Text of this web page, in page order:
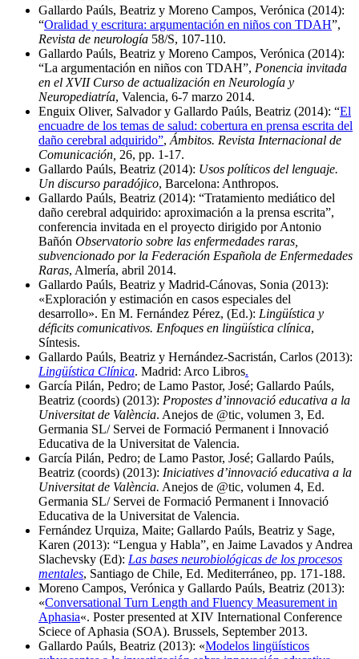
Gallardo Paúls, Beatriz y Moreno Campos, Verónica (2014):
“Oralidad y escritura: argumentación en niños con TDAH”,
Revista de neurología 58/S, 107-110.
Gallardo Paúls, Beatriz y Moreno Campos, Verónica (2014):
“La argumentación en niños con TDAH”, Ponencia invitada
en el XVII Curso de actualización en Neurología y
Neuropediatría, Valencia, 6-7 marzo 2014.
Enguix Oliver, Salvador y Gallardo Paúls, Beatriz (2014): “El
encuadre de los temas de salud: cobertura en prensa escrita del
daño cerebral adquirido”, Ámbitos. Revista Internacional de
Comunicación, 26, pp. 1-17.
Gallardo Paúls, Beatriz (2014): Usos políticos del lenguaje.
Un discurso paradójico, Barcelona: Anthropos.
Gallardo Paúls, Beatriz (2014): “Tratamiento mediático del
daño cerebral adquirido: aproximación a la prensa escrita”,
conferencia invitada en el proyecto dirigido por Antonio
Bañón Observatorio sobre las enfermedades raras,
subvencionado por la Federación Española de Enfermedades
Raras, Almería, abril 2014.
Gallardo Paúls, Beatriz y Madrid-Cánovas, Sonia (2013):
«Exploración y estimación en casos especiales del
desarrollo». En M. Fernández Pérez, (Ed.): Lingüística y
déficits comunicativos. Enfoques en lingüística clínica,
Síntesis.
Gallardo Paúls, Beatriz y Hernández-Sacristán, Carlos (2013):
Lingüística Clínica. Madrid: Arco Libros.
García Pilán, Pedro; de Lamo Pastor, José; Gallardo Paúls,
Beatriz (coords) (2013): Propostes d’innovació educativa a la
Universitat de València. Anejos de @tic, volumen 3, Ed.
Germania SL/ Servei de Formació Permanent i Innovació
Educativa de la Universitat de Valencia.
García Pilán, Pedro; de Lamo Pastor, José; Gallardo Paúls,
Beatriz (coords) (2013): Iniciatives d’innovació educativa a la
Universitat de València. Anejos de @tic, volumen 4, Ed.
Germania SL/ Servei de Formació Permanent i Innovació
Educativa de la Universitat de Valencia.
Fernández Urquiza, Maite; Gallardo Paúls, Beatriz y Sage,
Karen (2013): “Lengua y Habla”, en Jaime Lavados y Andrea
Slachevsky (Ed): Las bases neurobiológicas de los procesos
mentales, Santiago de Chile, Ed. Mediterráneo, pp. 171-188.
Moreno Campos, Verónica y Gallardo Paúls, Beatriz (2013):
«Conversational Turn Length and Fluency Measurement in
Aphasia«. Poster presented at XIV International Conference
Sciece of Aphasia (SOA). Brussels, September 2013.
Gallardo Paúls, Beatriz (2013): «Modelos lingüísticos